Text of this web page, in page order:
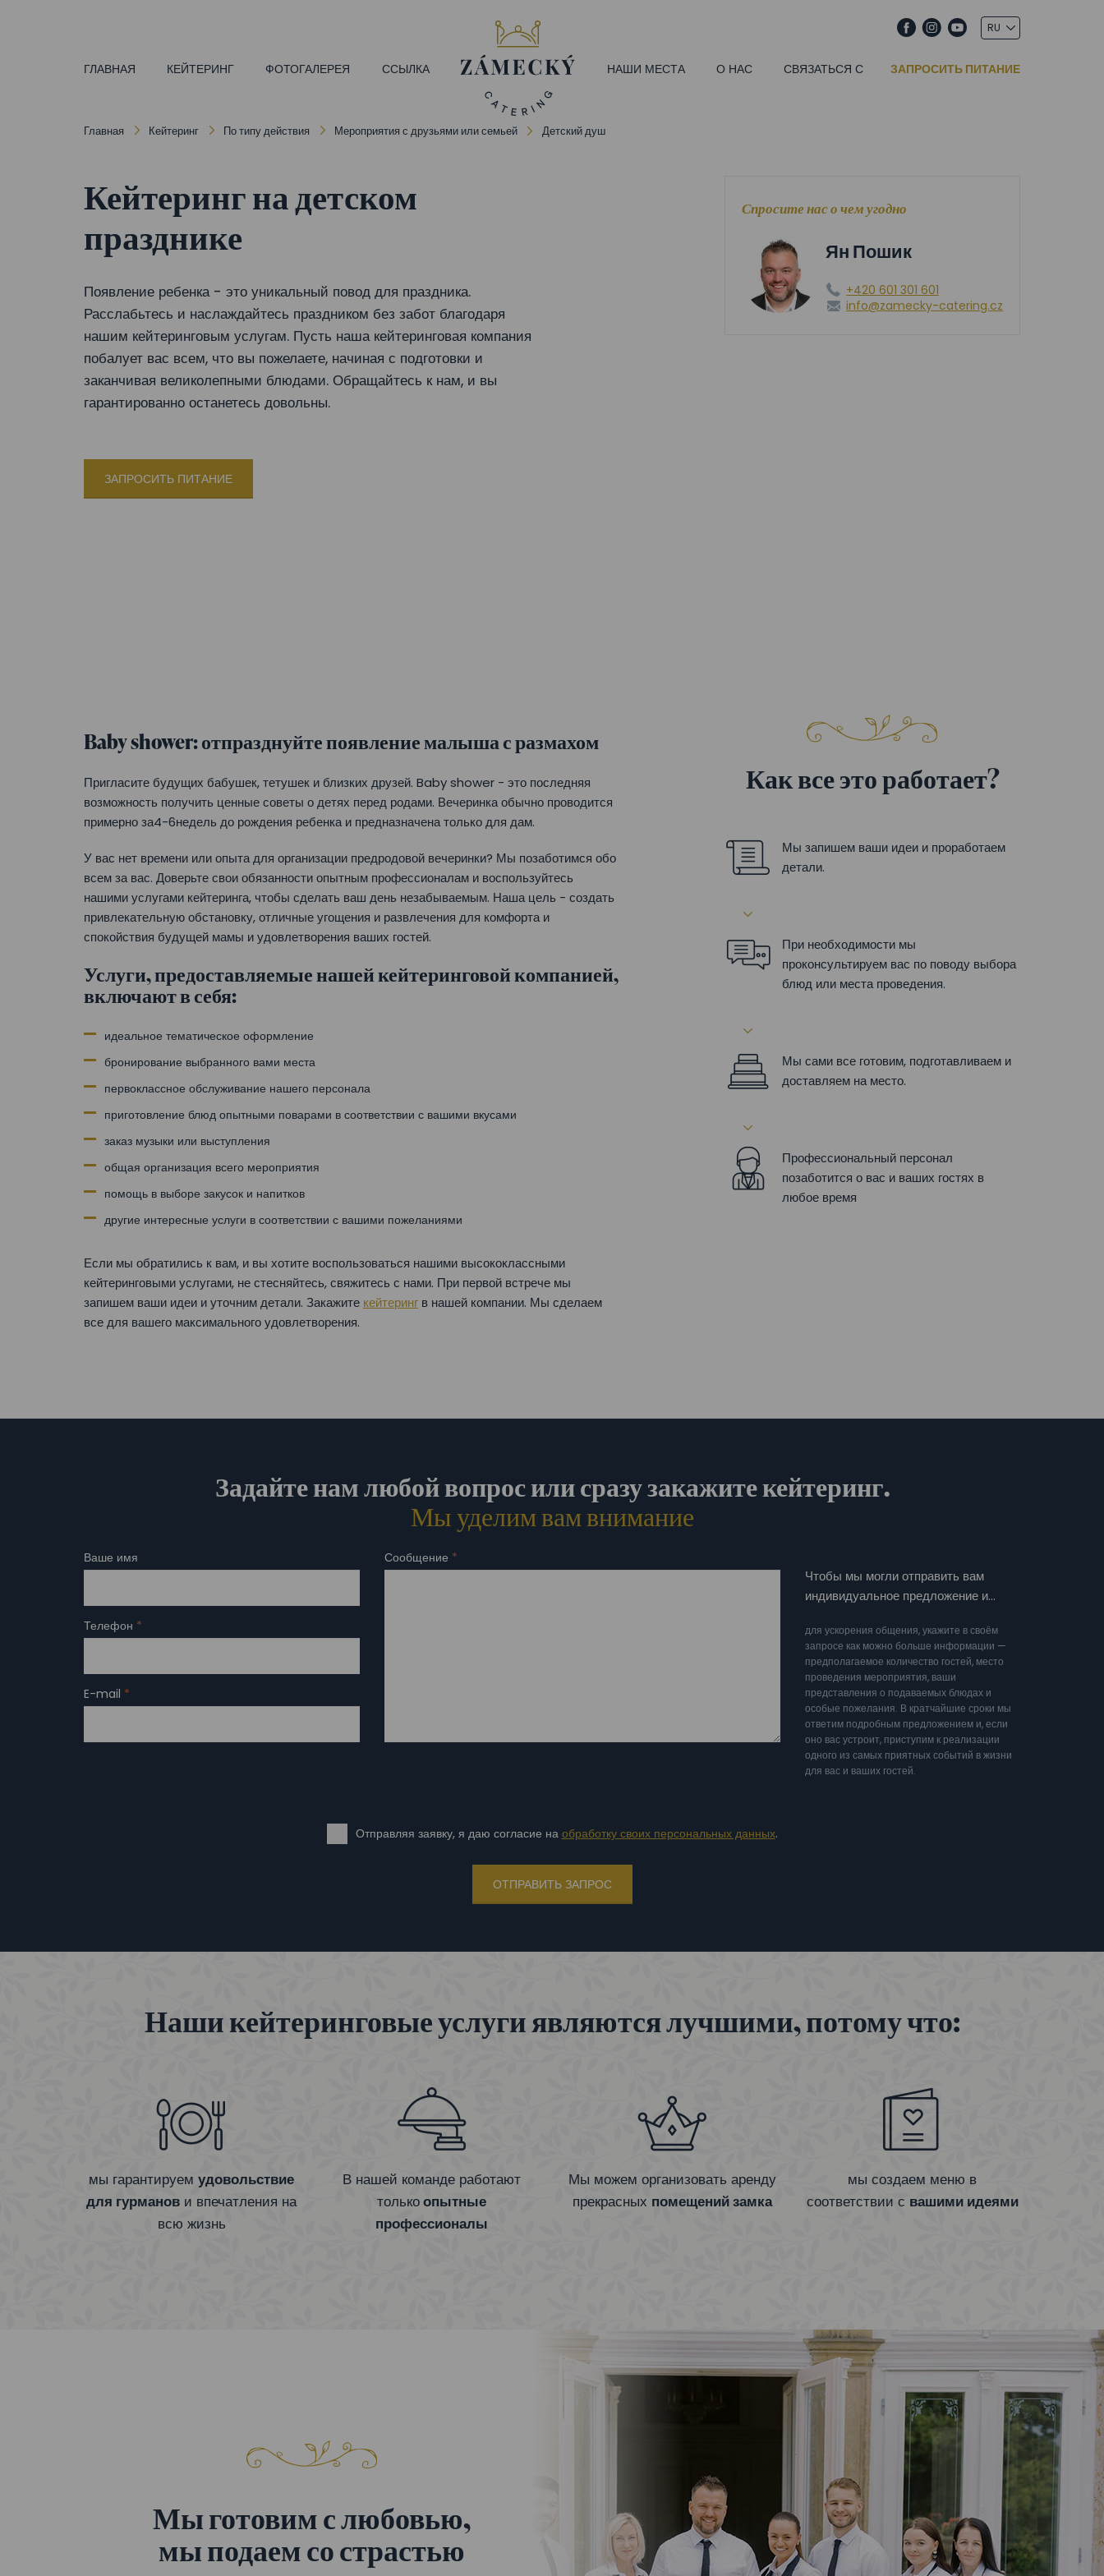
ЗАПРОСИТЬ ПИТАНИЕ
ГЛАВНАЯ КЕЙТЕРИНГ ФОТОГАЛЕРЕЯ ССЫЛКА НАШИ МЕСТА О НАС СВЯЗАТЬСЯ С
Главная Кейтеринг По типу действия Мероприятия с друзьями или семьей Детский душ
Кейтеринг на детском
празднике
Появление ребенка - это уникальный повод для праздника.
Расслабьтесь и наслаждайтесь праздником без забот благодаря
нашим кейтеринговым услугам. Пусть наша кейтеринговая компания
побалует вас всем, что вы пожелаете, начиная с подготовки и
заканчивая великолепными блюдами. Обращайтесь к нам, и вы
гарантированно останетесь довольны.
ЗАПРОСИТЬ ПИТАНИЕ
Спросите нас о чем угодно
Ян Пошик
+420 601 301 601
info@zamecky-catering.cz
Baby shower: отпразднуйте появление малыша с размахом
Пригласите будущих бабушек, тетушек и близких друзей. Baby shower - это последняя
возможность получить ценные советы о детях перед родами. Вечеринка обычно проводится
примерно за4-6недель до рождения ребенка и предназначена только для дам.
У вас нет времени или опыта для организации предродовой вечеринки? Мы позаботимся обо
всем за вас. Доверьте свои обязанности опытным профессионалам и воспользуйтесь
нашими услугами кейтеринга, чтобы сделать ваш день незабываемым. Наша цель - создать
привлекательную обстановку, отличные угощения и развлечения для комфорта и
спокойствия будущей мамы и удовлетворения ваших гостей.
Услуги, предоставляемые нашей кейтеринговой компанией,
включают в себя:
идеальное тематическое оформление
бронирование выбранного вами места
первоклассное обслуживание нашего персонала
приготовление блюд опытными поварами в соответствии с вашими вкусами
заказ музыки или выступления
общая организация всего мероприятия
помощь в выборе закусок и напитков
другие интересные услуги в соответствии с вашими пожеланиями
Если мы обратились к вам, и вы хотите воспользоваться нашими высококлассными
кейтеринговыми услугами, не стесняйтесь, свяжитесь с нами. При первой встрече мы
запишем ваши идеи и уточним детали. Закажите кейтеринг в нашей компании. Мы сделаем
все для вашего максимального удовлетворения.
Как все это работает?
Мы запишем ваши идеи и проработаем
детали.
При необходимости мы
проконсультируем вас по поводу выбора
блюд или места проведения.
Мы сами все готовим, подготавливаем и
доставляем на место.
Профессиональный персонал
позаботится о вас и ваших гостях в
любое время
Задайте нам любой вопрос или сразу закажите кейтеринг.
Мы уделим вам внимание
Ваше имя
Телефон *
E-mail *
Сообщение *
Чтобы мы могли отправить вам
индивидуальное предложение и…
для ускорения общения, укажите в своём
запросе как можно больше информации —
предполагаемое количество гостей, место
проведения мероприятия, ваши
представления о подаваемых блюдах и
особые пожелания. В кратчайшие сроки мы
ответим подробным предложением и, если
оно вас устроит, приступим к реализации
одного из самых приятных событий в жизни
для вас и ваших гостей.
Отправляя заявку, я даю согласие на обработку своих персональных данных.
ОТПРАВИТЬ ЗАПРОС
Наши кейтеринговые услуги являются лучшими, потому что:
мы гарантируемудовольствие
для гурманов и впечатления на
всю жизнь
В нашей команде работают
толькоопытные
профессионалы
Мы можем организовать аренду
прекрасных помещений замка
мы создаем меню в
соответствии с вашими идеями
Мы готовим с любовью,
мы подаем со страстью